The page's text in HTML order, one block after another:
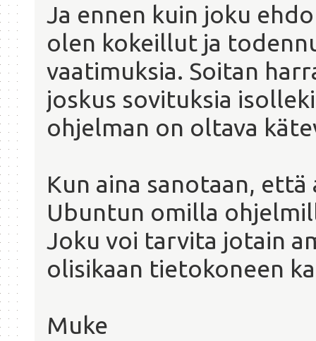
Ja ennen kuin joku
olen kokeillut ja
vaatimuksia. Soitan
joskus sovituksia
ohjelman on oltava
Kun aina sanotaan,
Ubuntun omilla
Joku voi tarvita jotain
olisikaan tietokoneen
Muke